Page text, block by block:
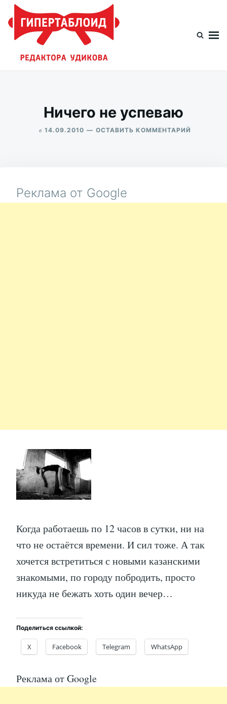
Перейти
содержимому
Искать:
Ничего не успеваю
в 14.09.2010 ОСТАВИТЬ КОММЕНТАРИЙ
Реклама от Google
Когда работаешь по 12 часов в сутки, ни на
что не остаётся времени. И сил тоже. А так
хочется встретиться с новыми казанскими
знакомыми, по городу побродить, просто
никуда не бежать хоть один вечер…
Поделиться ссылкой:
X Facebook Telegram WhatsApp
Реклама от Google